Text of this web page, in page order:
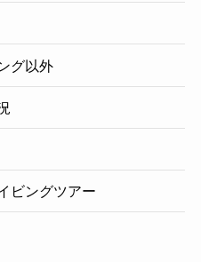
グ以外
ビングツアー